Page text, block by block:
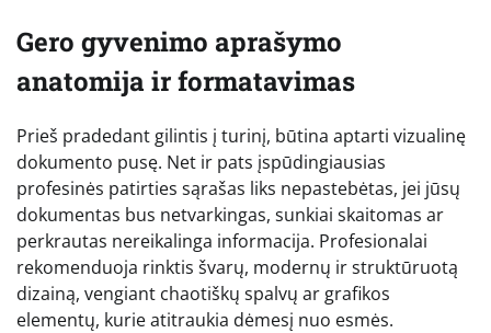
Gero gyvenimo aprašymo
anatomija ir formatavimas
Prieš pradedant gilintis į turinį, būtina aptarti vizualinę
dokumento pusę. Net ir pats įspūdingiausias
profesinės patirties sąrašas liks nepastebėtas, jei jūsų
dokumentas bus netvarkingas, sunkiai skaitomas ar
perkrautas nereikalinga informacija. Profesionalai
rekomenduoja rinktis švarų, modernų ir struktūruotą
dizainą, vengiant chaotiškų spalvų ar grafikos
elementų, kurie atitraukia dėmesį nuo esmės.